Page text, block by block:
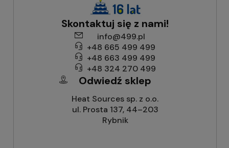
Skontaktuj się z nami!
info@499.pl
+48 665 499 499
+48 663 499 499
+48 324 270 499
Odwiedź sklep
Heat Sources sp. z o.o.
ul. Prosta 137, 44–203
Rybnik